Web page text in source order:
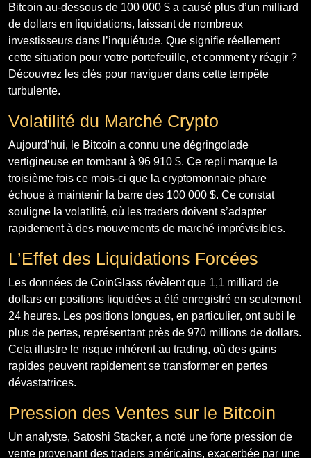
Bitcoin au-dessous de 100 000 $ a causé plus d’un milliard
de dollars en liquidations, laissant de nombreux
investisseurs dans l’inquiétude. Que signifie réellement
cette situation pour votre portefeuille, et comment y réagir ?
Découvrez les clés pour naviguer dans cette tempête
turbulente.
Volatilité du Marché Crypto
Aujourd’hui, le Bitcoin a connu une dégringolade
vertigineuse en tombant à 96 910 $. Ce repli marque la
troisième fois ce mois-ci que la cryptomonnaie phare
échoue à maintenir la barre des 100 000 $. Ce constat
souligne la volatilité, où les traders doivent s’adapter
rapidement à des mouvements de marché imprévisibles.
L’Effet des Liquidations Forcées
Les données de CoinGlass révèlent que 1,1 milliard de
dollars en positions liquidées a été enregistré en seulement
24 heures. Les positions longues, en particulier, ont subi le
plus de pertes, représentant près de 970 millions de dollars.
Cela illustre le risque inhérent au trading, où des gains
rapides peuvent rapidement se transformer en pertes
dévastatrices.
Pression des Ventes sur le Bitcoin
Un analyste, Satoshi Stacker, a noté une forte pression de
vente provenant des traders américains, exacerbée par une